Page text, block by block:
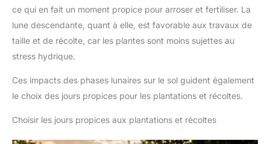
ce qui en fait un moment propice pour arroser et fertiliser. La
lune descendante, quant à elle, est favorable aux travaux de
taille et de récolte, car les plantes sont moins sujettes au
stress hydrique.
Ces impacts des phases lunaires sur le sol guident également
le choix des jours propices pour les plantations et récoltes.
Choisir les jours propices aux plantations et récoltes